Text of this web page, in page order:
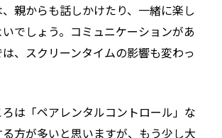
親からも話しかけたり、一緒に楽し
でしょう。コミュニケーションがあ
、スクリーンタイムの影響も変わっ
は「ペアレンタルコントロール」な
方が多いと思いますが、もう少し大